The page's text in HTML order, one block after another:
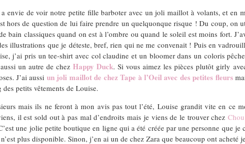
envie de voir notre petite fille barboter avec un joli maillot à volants, et en
hors de question de lui faire prendre un quelquonque risque ! Du coup, on
bain classiques quand on est à l’ombre ou quand le soleil est moins fort.
illustrations que je déteste, bref, rien qui ne me convenait ! Puis en
j’ai pris un tee-shirt avec col claudine et un bloomer dans un coloris
un autre de chez Happy Duck. Si vous aimez les pièces plutôt girly
J’ai aussi un joli maillot de chez Tape à l’Oeil avec des petites fleurs
petits vêtements de Louise.
mais ils ne feront à mon avis pas tout l’été, Louise grandit vite en ce
il est sold out à pas mal d’endroits mais je viens de le trouver chez
une jolie petite boutique en ligne qui a été créée par une personne que je
plus disponible. Sinon, j’en ai un de chez Zara que beaucoup ont acheté